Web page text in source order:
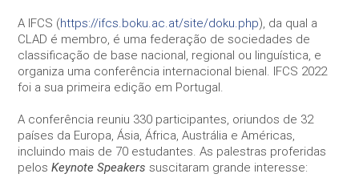
A IFCS (https://ifcs.boku.ac.at/site/doku.php), da qual a
CLAD é membro, é uma federação de sociedades de
classificação de base nacional, regional ou linguística, e
organiza uma conferência internacional bienal. IFCS 2022
foi a sua primeira edição em Portugal.
A conferência reuniu 330 participantes, oriundos de 32
países da Europa, Ásia, África, Austrália e Américas,
incluindo mais de 70 estudantes. As palestras proferidas
pelosKeynote Speakers suscitaram grande interesse:
improve the
website's
functionality
and
structure,
how the
website is
used.